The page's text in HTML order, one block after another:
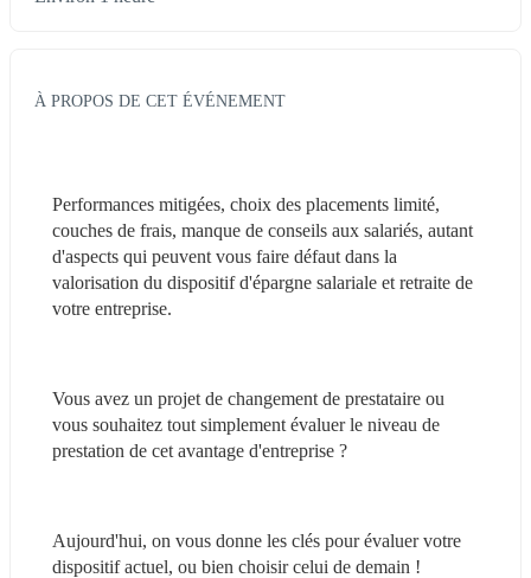
À PROPOS DE CET ÉVÉNEMENT
Performances mitigées, choix des placements limité,
couches de frais, manque de conseils aux salariés, autant
d'aspects qui peuvent vous faire défaut dans la
valorisation du dispositif d'épargne salariale et retraite de
votre entreprise.
Vous avez un projet de changement de prestataire ou
vous souhaitez tout simplement évaluer le niveau de
prestation de cet avantage d'entreprise ?
Aujourd'hui, on vous donne les clés pour évaluer votre
dispositif actuel, ou bien choisir celui de demain !